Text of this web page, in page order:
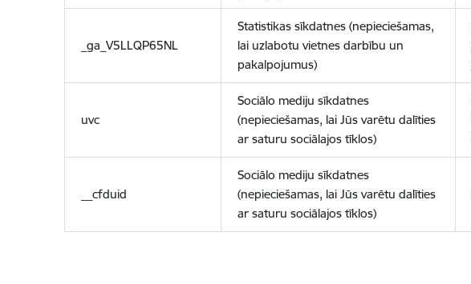
_ga_V5LLQP65NL
Statistikas sīkdatnes (nepieciešamas,
lai uzlabotu vietnes darbību un
pakalpojumus)
uvc
Sociālo mediju sīkdatnes
(nepieciešamas, lai Jūs varētu dalīties
ar saturu sociālajos tīklos)
__cfduid
Sociālo mediju sīkdatnes
(nepieciešamas, lai Jūs varētu dalīties
ar saturu sociālajos tīklos)